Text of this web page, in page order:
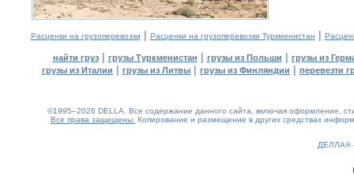
Расценки на грузоперевозки | Расценки на грузоперевозки Туркменистан |
найти груз| грузы Туркменистан | грузы из Польши | грузы из
грузы из Италии | грузы из Литвы | грузы из Финляндии | перевезти
©1995–2026 DELLA. Все содержание данного сайта, включая оформление,
Все права защищены. Копирование и размещение в других средствах